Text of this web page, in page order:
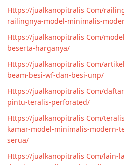
Https://jualkanopitralis Com/
railingnya-model-minimalis-
Https://jualkanopitralis Com/
beserta-harganya/
Https://jualkanopitralis Com/
beam-besi-wf-dan-besi-unp/
Https://jualkanopitralis Com/
pintu-teralis-perforated/
Https://jualkanopitralis Com/
kamar-model-minimalis-modern-
serua/
Https://jualkanopitralis Com/lain-